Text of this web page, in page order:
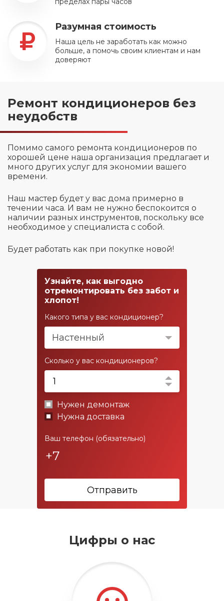
Разумная стоимость
Наша цель не заработать как можно
больше, а помочь своим клиентам и нам
доверяют
Ремонт кондиционеров без
неудобств
Помимо самого ремонта кондиционеров по
хорошей цене наша организация предлагает и
много других услуг для экономии вашего
времени.
Наш мастер будет у вас дома примерно в
течении часа. И вам не нужно беспокоится о
наличии разных инструментов, поскольку все
необходимое у специалиста с собой.
Будет работать как при покупке новой!
Узнайте, как выгодно
отремонтировать без забот и
хлопот!
Какого типа у вас кондиционер?
Настенный
Сколько у вас кондиционеров?
Нужен демонтаж
Нужна доставка
Ваш телефон (обязательно)
Отправить
Цифры о нас